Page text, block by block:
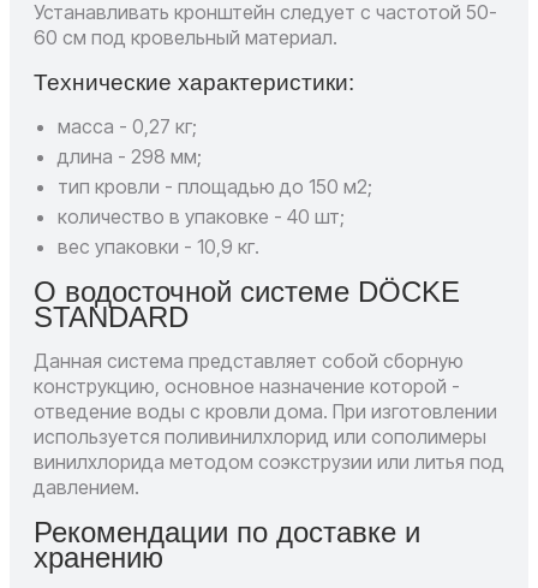
Устанавливать кронштейн следует с частотой 50-
60 см под кровельный материал.
Технические характеристики:
масса - 0,27 кг;
длина - 298 мм;
тип кровли - площадью до 150 м2;
количество в упаковке - 40 шт;
вес упаковки - 10,9 кг.
О водосточной системе DÖCKE
STANDARD
Данная система представляет собой сборную
конструкцию, основное назначение которой -
отведение воды с кровли дома. При изготовлении
используется поливинилхлорид или сополимеры
винилхлорида методом соэкструзии или литья под
давлением.
Рекомендации по доставке и
хранению